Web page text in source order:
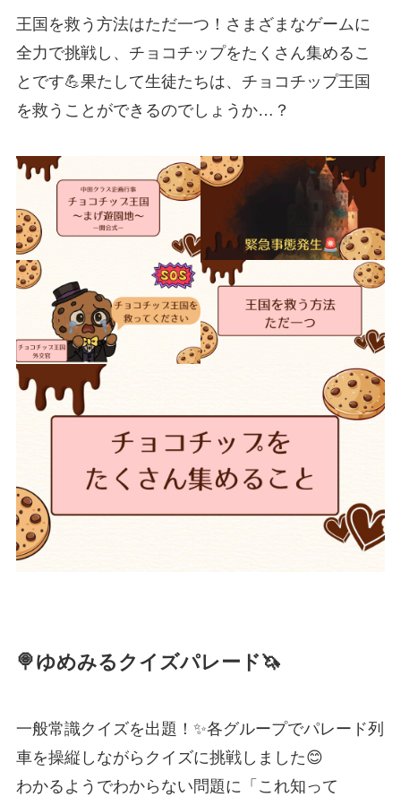
王国を救う方法はただ一つ！さまざまなゲームに
全力で挑戦し、チョコチップをたくさん集めるこ
とです💪果たして生徒たちは、チョコチップ王国
を救うことができるのでしょうか…？
🍭ゆめみるクイズパレード🦄
一般常識クイズを出題！✨各グループでパレード列
車を操縦しながらクイズに挑戦しました😊
わかるようでわからない問題に「これ知って